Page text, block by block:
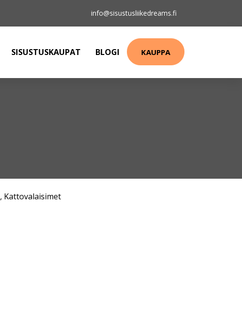
info@sisustusliikedreams.fi
SISUSTUSKAUPAT BLOGI KAUPPA
, Kattovalaisimet